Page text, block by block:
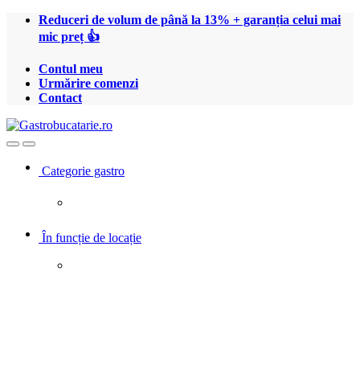
Treci
Treci
Reduceri de volum de până la 13% + garanția celui mai
mic preț 👍
Contul meu
Urmărire comenzi
Contact
OpenClose
Categorie gastro
În funcție de locație